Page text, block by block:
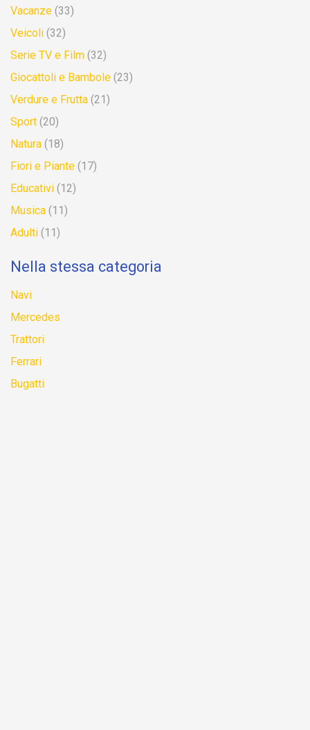
Vacanze (33)
Veicoli (32)
Serie TV e Film (32)
Giocattoli e Bambole (23)
Verdure e Frutta (21)
Sport (20)
Natura (18)
Fiori e Piante (17)
Educativi (12)
Musica (11)
Adulti (11)
Nella stessa categoria
Navi
Mercedes
Trattori
Ferrari
Bugatti